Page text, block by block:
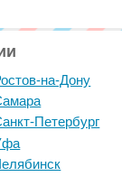
на-Дону
Петербург